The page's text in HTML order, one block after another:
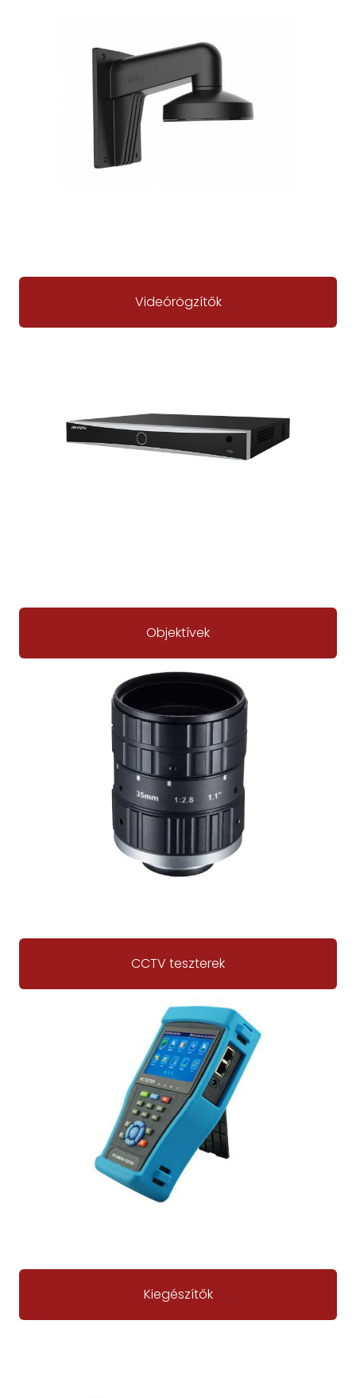
Videórögzítők
Objektívek
CCTV teszterek
Kiegészítők